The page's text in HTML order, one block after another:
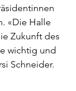
«Die Halle
Zukunft des
wichtig und
Schneider.